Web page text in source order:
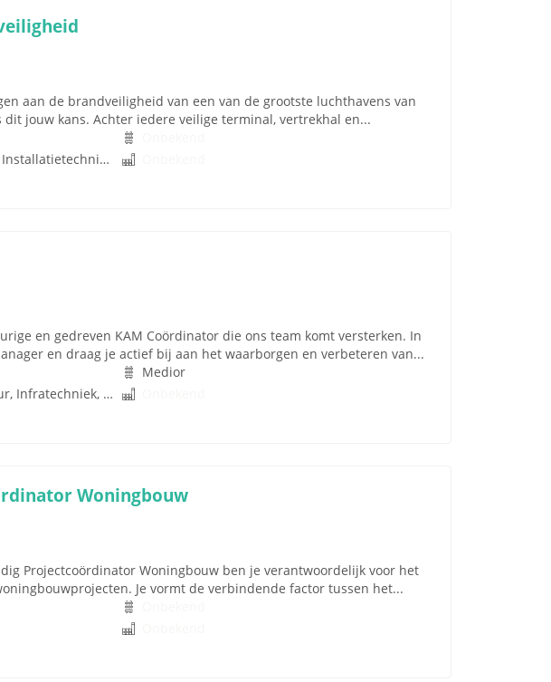
aan de brandveiligheid van een van de grootste luchthavens van
dit jouw kans. Achter iedere veilige terminal, vertrekhal en...
Bouwkunde, Elektrotechniek, Installatietechniek, Techniek
en gedreven KAM Coördinator die ons team komt versterken. In
en draag je actief bij aan het waarborgen en verbeteren van...
Medior
Elektrotechniek, Infrastructuur, Infratechniek, Infra, MVK, Rijbewijs
Woningbouw
Projectcoördinator Woningbouw ben je verantwoordelijk voor het
Je vormt de verbindende factor tussen het...